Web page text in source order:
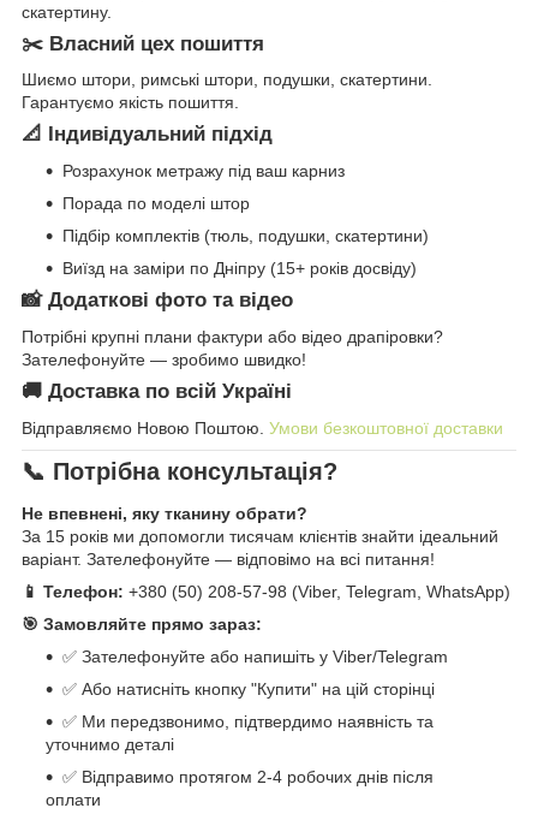
скатертину.
✂️ Власний цех пошиття
Шиємо штори, римські штори, подушки, скатертини.
Гарантуємо якість пошиття.
📐 Індивідуальний підхід
Розрахунок метражу під ваш карниз
Порада по моделі штор
Підбір комплектів (тюль, подушки, скатертини)
Виїзд на заміри по Дніпру (15+ років досвіду)
📸 Додаткові фото та відео
Потрібні крупні плани фактури або відео драпіровки?
Зателефонуйте — зробимо швидко!
🚚 Доставка по всій Україні
Відправляємо Новою Поштою. Умови безкоштовної доставки
📞 Потрібна консультація?
Не впевнені, яку тканину обрати?
За 15 років ми допомогли тисячам клієнтів знайти ідеальний
варіант. Зателефонуйте — відповімо на всі питання!
📱 Телефон: +380 (50) 208-57-98 (Viber, Telegram, WhatsApp)
🎯 Замовляйте прямо зараз:
✅ Зателефонуйте або напишіть у Viber/Telegram
✅ Або натисніть кнопку "Купити" на цій сторінці
✅ Ми передзвонимо, підтвердимо наявність та
уточнимо деталі
✅ Відправимо протягом 2-4 робочих днів після
оплати